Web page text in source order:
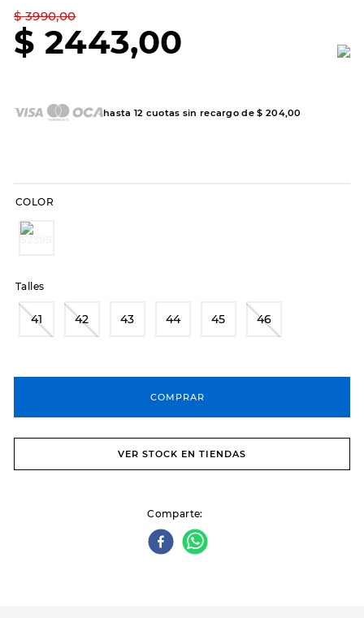
$ 3990,00
$ 2443,00
hasta 12 cuotas sin recargo de$ 204,00
COLOR
Talles
41 42 43 44 45 46
COMPRAR
VER STOCK EN TIENDAS
Comparte